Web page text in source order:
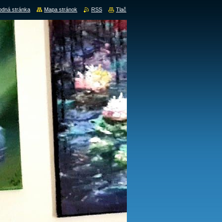
stránka Mapa stránok RSS Tlač